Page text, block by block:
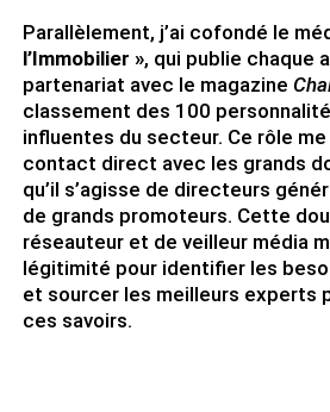
Parallèlement, j’ai cofondé le
l’Immobilier », qui publie chaque
partenariat avec le magazine
classement des 100
influentes du secteur. Ce rôle
contact direct avec les grands
qu’il s’agisse de directeurs
de grands promoteurs. Cette
réseauteur et de veilleur média
légitimité pour identifier les
et sourcer les meilleurs experts
ces savoirs.